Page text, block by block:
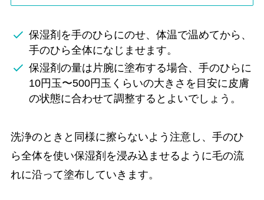
保湿剤を手のひらにのせ、体温で温めてから、
手のひら全体になじませます。
保湿剤の量は片腕に塗布する場合、手のひらに
10円玉〜500円玉くらいの大きさを目安に皮膚
の状態に合わせて調整するとよいでしょう。
洗浄のときと同様に擦らないよう注意し、手のひ
ら全体を使い保湿剤を浸み込ませるように毛の流
れに沿って塗布していきます。